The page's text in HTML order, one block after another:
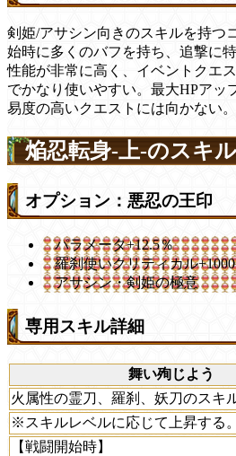
剣姫/アサシン向きのスキルを持つ
始時に多くのバフを持ち、追撃に
性能が非常に高く、イベントクエ
でかなり使いやすい。最大HPアッ
易度の高いクエストには向かない。
焔忍転身-上-のスキル
オプション：悪忍の王印
パラメータ+12.5％
羅刹使いクリティカル+1000
アサシン・剣姫の極意
専用スキル詳細
舞い殉じよう
火属性の霊刀、羅刹、妖刀のスキ
※スキルレベルに応じて上昇する。
【戦闘開始時】